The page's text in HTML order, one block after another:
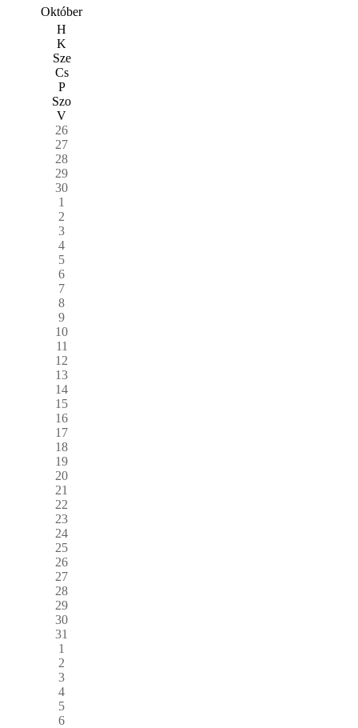
Október
H
K
Sze
Cs
P
Szo
V
26
27
28
29
30
1
2
3
4
5
6
7
8
9
10
11
12
13
14
15
16
17
18
19
20
21
22
23
24
25
26
27
28
29
30
31
1
2
3
4
5
6